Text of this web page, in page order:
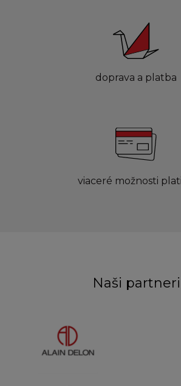
doprava a platba
viaceré možnosti
Naši partneri